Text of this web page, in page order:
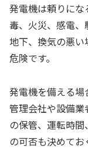
発電機は頼りに
毒、火災、感電
地下、換気の悪
危険です。
発電機を備える場
管理会社や設備
の保管、運転時
の可否も決めてお